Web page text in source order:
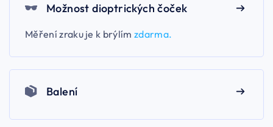
Možnost dioptrických čoček
Měření zraku je k brýlím zdarma.
Balení